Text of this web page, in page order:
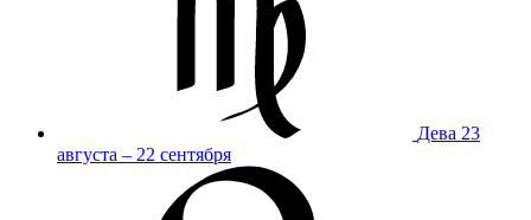
Дева 23
августа – 22 сентября